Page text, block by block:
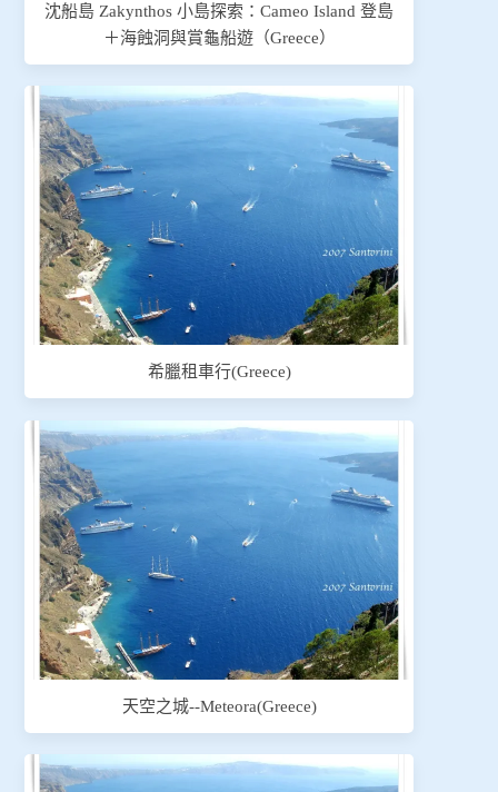
沈船島 Zakynthos 小島探索：Cameo Island 登島
＋海蝕洞與賞龜船遊（Greece）
希臘租車行(Greece)
天空之城--Meteora(Greece)